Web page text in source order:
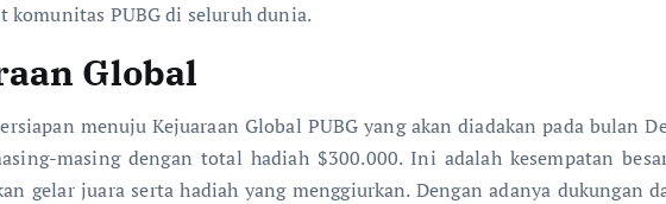
komunitas PUBG di seluruh dunia.
Global
menuju Kejuaraan Global PUBG yang akan diadakan pada bulan
masing dengan total hadiah $300.000. Ini adalah kesempatan
gelar juara serta hadiah yang menggiurkan. Dengan adanya